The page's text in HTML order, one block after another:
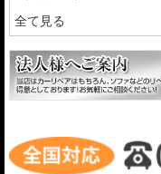
全て見る